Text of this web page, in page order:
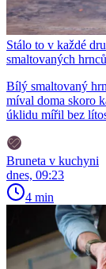
Stálo to v každé
smaltovaných
Bílý smaltovaný
míval doma skoro
úklidu mířil bez
Bruneta v kuchyni
dnes, 09:23
4 min